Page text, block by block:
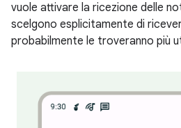
vuole attivare la ricezione delle
scelgono esplicitamente di
probabilmente le troveranno più